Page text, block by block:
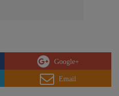
Google+
Email